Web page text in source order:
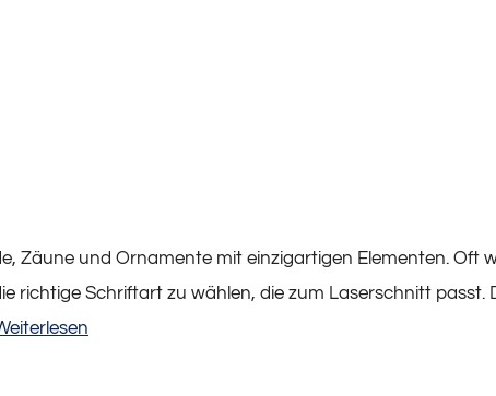
Zäune und Ornamente mit einzigartigen Elementen. Oft
richtige Schriftart zu wählen, die zum Laserschnitt passt.